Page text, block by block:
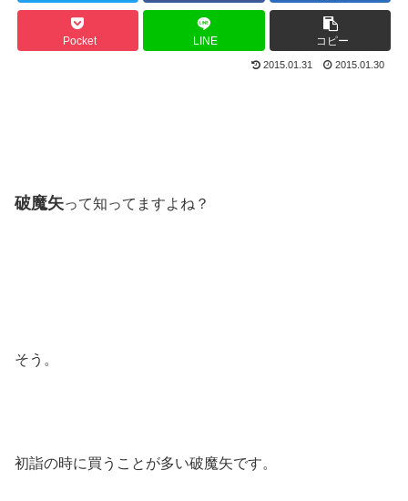
Pocket LINE コピー
2015.01.31 2015.01.30
破魔矢って知ってますよね？
そう。
初詣の時に買うことが多い破魔矢です。